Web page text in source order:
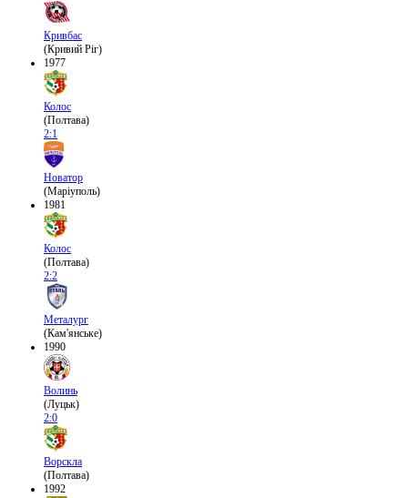
Кривбас
(Кривий Ріг)
1977
Колос
(Полтава)
2:1
Новатор
(Маріуполь)
1981
Колос
(Полтава)
2:2
Металург
(Кам'янське)
1990
Волинь
(Луцьк)
2:0
Ворскла
(Полтава)
1992